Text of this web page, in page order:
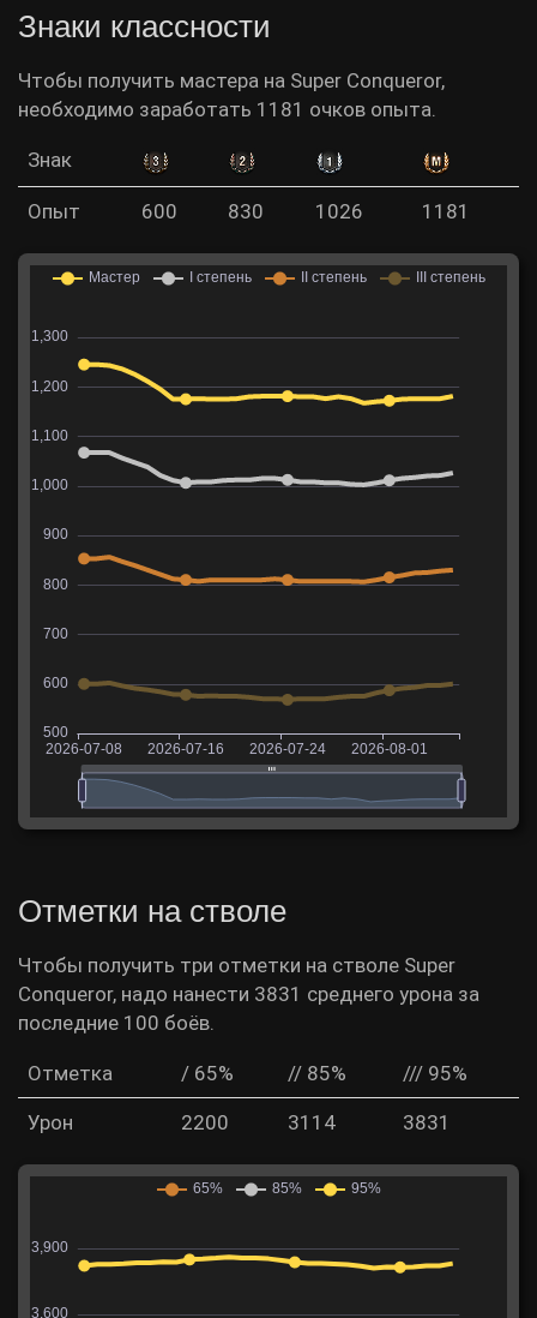
Знаки классности
Чтобы получить мастера на Super Conqueror,
необходимо заработать 1181 очков опыта.
Знак
Опыт 600 830 1026 1181
Отметки на стволе
Чтобы получить три отметки на стволе Super
Conqueror, надо нанести 3831 среднего урона за
последние 100 боёв.
Отметка / 65% // 85% /// 95%
Урон 2200 3114 3831